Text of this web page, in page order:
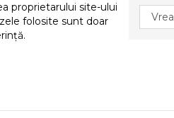
proprietarului site-ului
folosite sunt doar